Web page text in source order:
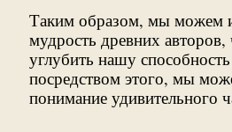
Таким образом, мы можем
мудрость древних
углубить нашу
посредством этого, мы
понимание удивительного